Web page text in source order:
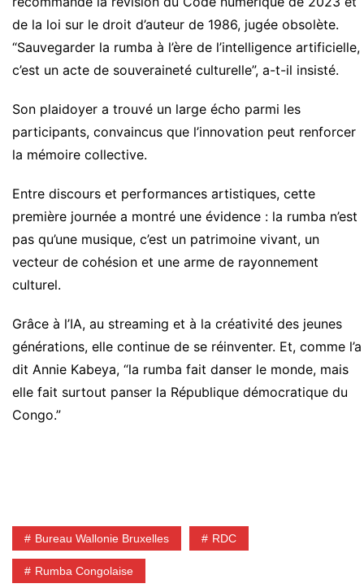
de la loi sur le droit d’auteur de 1986, jugée obsolète.
“Sauvegarder la rumba à l’ère de l’intelligence artificielle,
c’est un acte de souveraineté culturelle”, a-t-il insisté.
Son plaidoyer a trouvé un large écho parmi les
participants, convaincus que l’innovation peut renforcer
la mémoire collective.
Entre discours et performances artistiques, cette
première journée a montré une évidence : la rumba n’est
pas qu’une musique, c’est un patrimoine vivant, un
vecteur de cohésion et une arme de rayonnement
culturel.
Grâce à l’IA, au streaming et à la créativité des jeunes
générations, elle continue de se réinventer. Et, comme l’a
dit Annie Kabeya, “la rumba fait danser le monde, mais
elle fait surtout panser la République démocratique du
Congo.”
Bureau Wallonie Bruxelles RDC
Rumba Congolaise